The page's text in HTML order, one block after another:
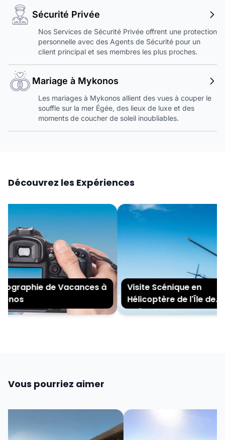
Sécurité Privée
Nos Services de Sécurité Privée offrent une protection
personnelle avec des Agents de Sécurité pour un
client principal et ses membres les plus proches.
Mariage à Mykonos
Les mariages à Mykonos allient des vues à couper le
souffle sur la mer Égée, des lieux de luxe et des
moments de coucher de soleil inoubliables.
Découvrez les Expériences
de Vacances à
Visite Scénique en
Hélicoptère de l'Île de
Mykonos
Vous pourriez aimer